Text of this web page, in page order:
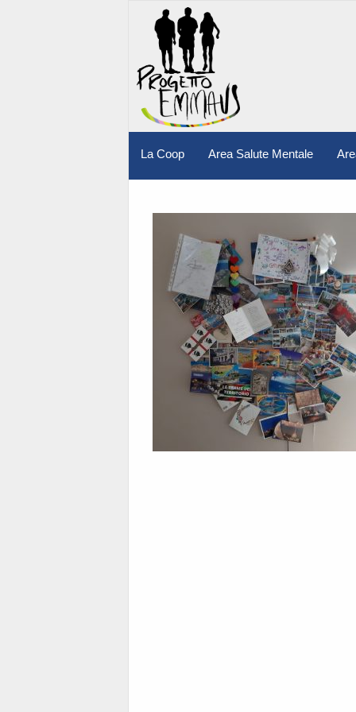
La Coop Area Salute Mentale